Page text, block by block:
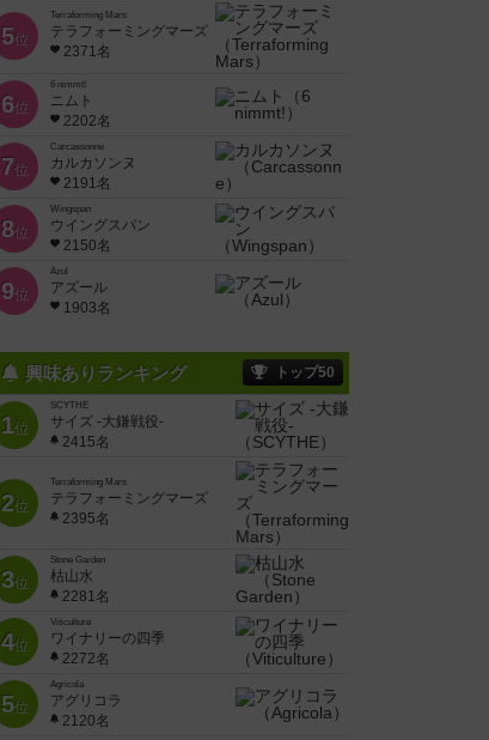
5位
Terraforming Mars
テラフォーミングマーズ
2371名
6位
6 nimmt!
ニムト
2202名
7位
Carcassonne
カルカソンヌ
2191名
8位
Wingspan
ウイングスパン
2150名
9位
Azul
アズール
1903名
興味ありランキング トップ50
1位
SCYTHE
サイズ -大鎌戦役-
2415名
2位
Terraforming Mars
テラフォーミングマーズ
2395名
3位
Stone Garden
枯山水
2281名
4位
Viticulture
ワイナリーの四季
2272名
5位
Agricola
アグリコラ
2120名